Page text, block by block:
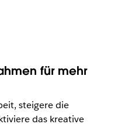
für mehr
steigere die
das kreative